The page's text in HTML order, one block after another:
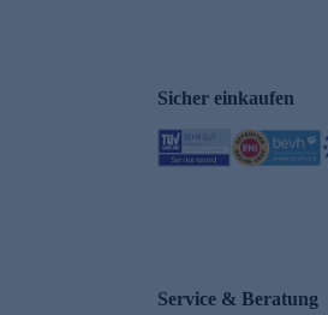
Sicher einkaufen
Service & Beratung